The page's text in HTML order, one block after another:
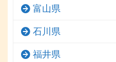
富山県
石川県
福井県